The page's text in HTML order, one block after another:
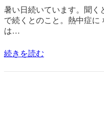
暑い日続いています。聞く
で続くとのこと。熱中症に
は…
続きを読む